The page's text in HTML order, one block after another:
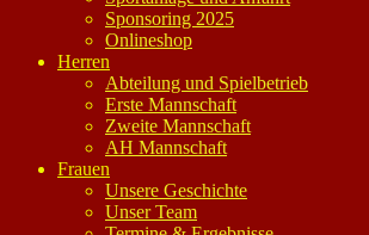
Sponsoring 2025
Onlineshop
Herren
Abteilung und Spielbetrieb
Erste Mannschaft
Zweite Mannschaft
AH Mannschaft
Frauen
Unsere Geschichte
Unser Team